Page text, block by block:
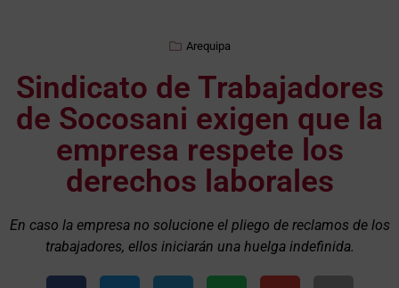
Arequipa
Sindicato de Trabajadores
de Socosani exigen que la
empresa respete los
derechos laborales
En caso la empresa no solucione el pliego de reclamos de los
trabajadores, ellos iniciarán una huelga indefinida.